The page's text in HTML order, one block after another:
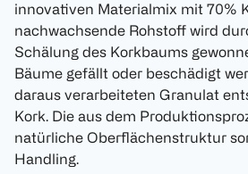
innovativen Materialmix mit 70%
nachwachsende Rohstoff wird
Schälung des Korkbaums
Bäume gefällt oder beschädigt
daraus verarbeiteten Granulat
Kork. Die aus dem
natürliche Oberflächenstruktur
Handling.